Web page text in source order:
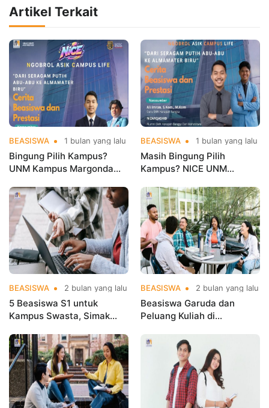
Artikel Terkait
BEASISWA 1 bulan yang lalu
Bingung Pilih Kampus?
UNM Kampus Margonda
Beasiswa dan Strategi Raih
Prestasi
BEASISWA 1 bulan yang lalu
Masih Bingung Pilih
Kampus? NICE UNM
dan Prestasi Mahasiswa
BEASISWA 2 bulan yang lalu
5 Beasiswa S1 untuk
Kampus Swasta, Simak
BEASISWA 2 bulan yang lalu
Beasiswa Garuda dan
Peluang Kuliah di
Dunia